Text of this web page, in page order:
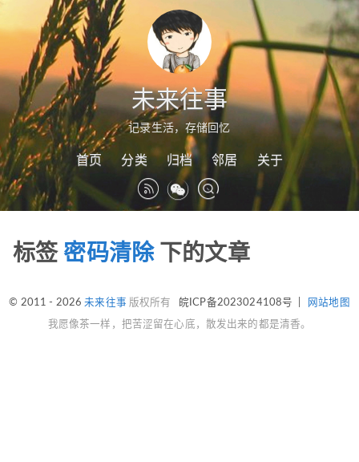
未来往事
记录生活，存储回忆
首页 分类 归档 邻居 关于
标签密码清除下的文章
© 2011 - 2026未来往事 版权所有 皖ICP备2023024108号 网站地图
我愿像茶一样，把苦涩留在心底，散发出来的都是清香。